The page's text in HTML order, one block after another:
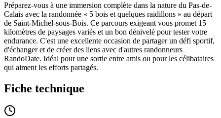
Préparez-vous à une immersion complète dans la nature du Pas-de-
Calais avec la randonnée « 5 bois et quelques raidillons » au départ
de Saint-Michel-sous-Bois. Ce parcours exigeant vous promet 15
kilomètres de paysages variés et un bon dénivelé pour tester votre
endurance. C'est une excellente occasion de partager un défi sportif,
d'échanger et de créer des liens avec d'autres randonneurs
RandoDate. Idéal pour une sortie entre amis ou pour les célibataires
qui aiment les efforts partagés.
Fiche technique